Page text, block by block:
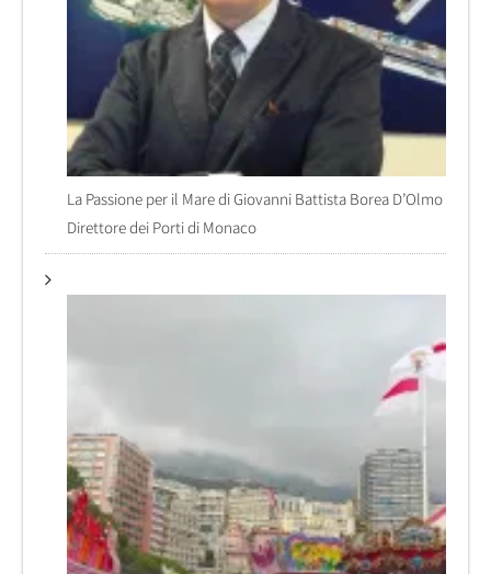
La Passione per il Mare di Giovanni Battista Borea D’Olmo
Direttore dei Porti di Monaco